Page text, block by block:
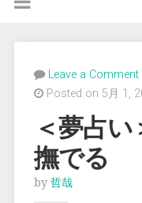
Leave a Comment
Posted on 5月 1,
＜夢占
撫でる
by 哲哉